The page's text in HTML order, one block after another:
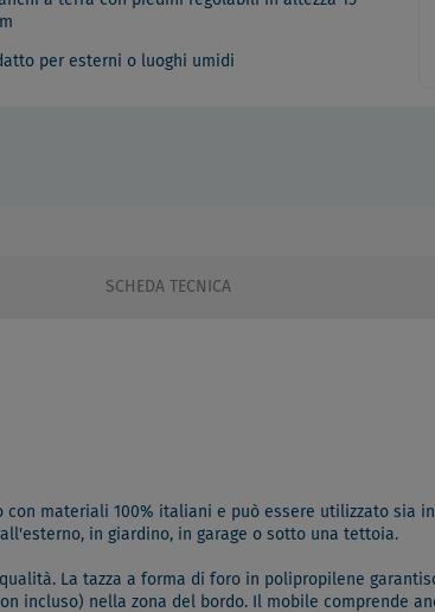
per esterni o luoghi umidi
SCHEDA TECNICA
materiali 100% italiani e può essere utilizzato sia
in giardino, in garage o sotto una tettoia.
La tazza a forma di foro in polipropilene
incluso) nella zona del bordo. Il mobile comprende